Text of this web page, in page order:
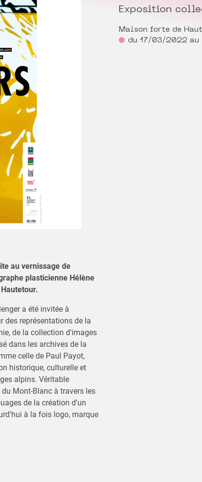
Exposition
Maison forte de
du 17/03/2022
au vernissage de
plasticienne Hélène
a été invitée à
des représentations de la
de la collection d'images
dans les archives de la
celle de Paul Payot,
historique, culturelle et
alpins. Véritable
Mont-Blanc à travers les
de la création d'un
à la fois logo, marque